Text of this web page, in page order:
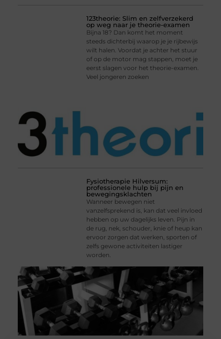
123theorie: Slim en zelfverzekerd
op weg naar je theorie-examen
Bijna 18? Dan komt het moment
steeds dichterbij waarop je je rijbewijs
wilt halen. Voordat je achter het stuur
of op de motor mag stappen, moet je
eerst slagen voor het theorie-examen.
Veel jongeren zoeken
Fysiotherapie Hilversum:
professionele hulp bij pijn en
bewegingsklachten
Wanneer bewegen niet
vanzelfsprekend is, kan dat veel invloed
hebben op uw dagelijks leven. Pijn in
de rug, nek, schouder, knie of heup kan
ervoor zorgen dat werken, sporten of
zelfs gewone activiteiten lastiger
worden.